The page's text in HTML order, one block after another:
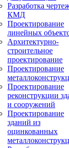
Разработка
КМД
Проектирование
линейных
Архитектурно-
строительное
проектирование
Проектирование
Проектирование
реконструкции
и сооружений
Проектирование
зданий из
оцинкованных